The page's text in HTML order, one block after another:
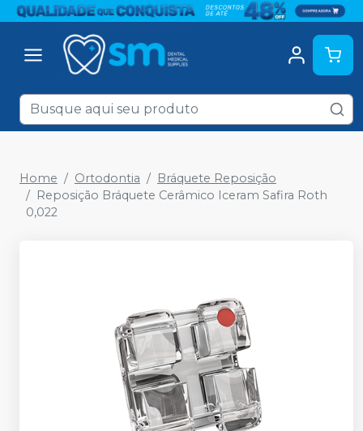
Home Ortodontia
Bráquete Reposição
Reposição Bráquete Cerâmico Iceram Safira Roth
0,022